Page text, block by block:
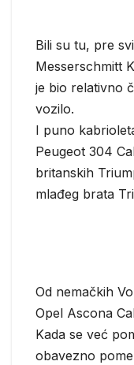
Bili su tu, pre
Messerschmitt
je bio relativno
vozilo.
I puno
Peugeot 304
britanskih
mlađeg brata
Od nemačkih
Opel Ascona
Kada se već
obavezno